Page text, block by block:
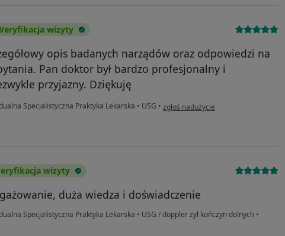
wizyty
opis badanych narządów oraz odpowiedzi na
Pan doktor był bardzo profesjonalny i
przyjazny. Dziękuję
Specjalistyczna Praktyka Lekarska • USG • w opinii użytkownika Pacjentka
zgłoś nadużycie
wizyty
duża wiedza i doświadczenie
Specjalistyczna Praktyka Lekarska • USG / doppler żył kończyn dolnych •